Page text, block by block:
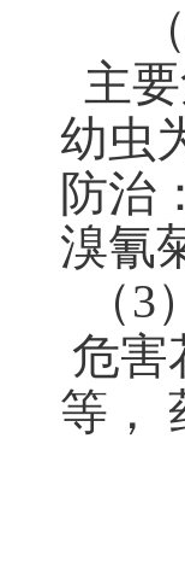
主
幼虫
防治
溴氰
（3
危害
等，